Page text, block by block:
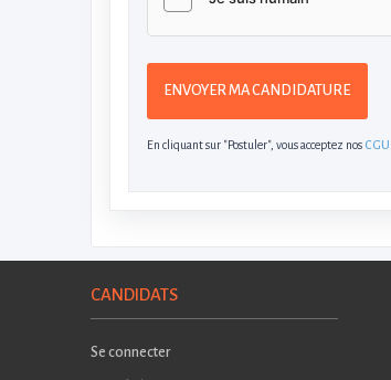
ENVOYER MA CANDIDATURE
En cliquant sur "Postuler", vous acceptez nos CGU
CANDIDATS
Se connecter